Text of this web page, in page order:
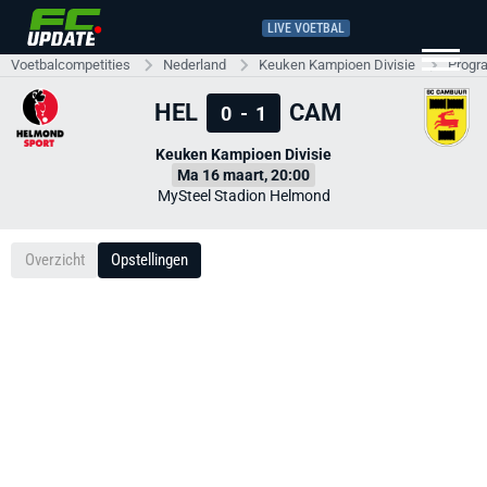
LIVE VOETBAL
Voetbalcompetities Nederland Keuken Kampioen Divisie
HEL 0 - 1 CAM
Keuken Kampioen Divisie
Ma 16 maart, 20:00
MySteel Stadion Helmond
Overzicht Opstellingen